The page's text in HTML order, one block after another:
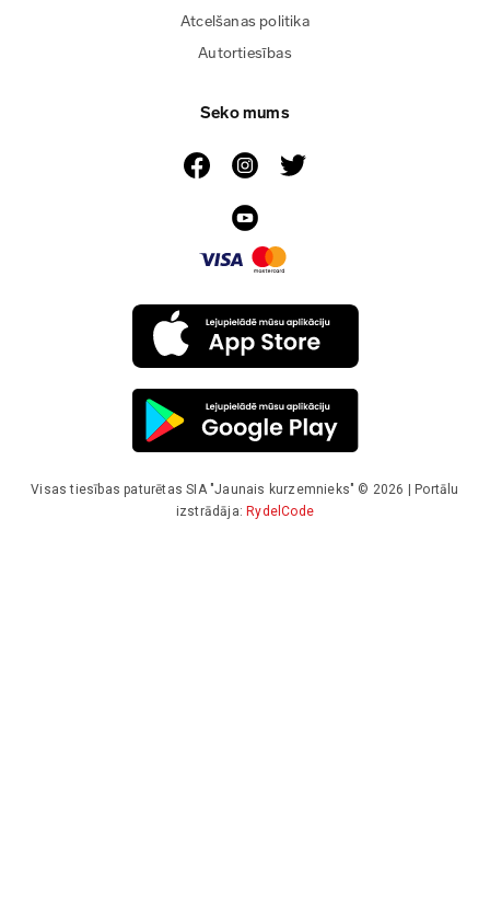
Atcelšanas politika
Autortiesības
Seko mums
Visas tiesības paturētas SIA "Jaunais kurzemnieks" © 2026 | Portālu
izstrādāja:RydelCode